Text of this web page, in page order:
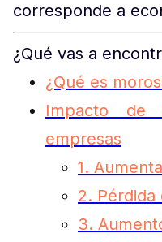
corresponde a
¿Qué vas a
¿Qué es
Impacto de
empresas
1.
2. Pérdida
3.